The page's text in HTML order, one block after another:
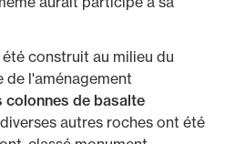
construit au milieu du
de l'aménagement
colonnes de basalte
autres roches ont été